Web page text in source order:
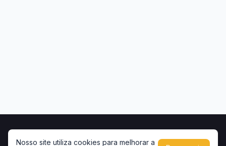
Nosso site utiliza cookies para melhorar a